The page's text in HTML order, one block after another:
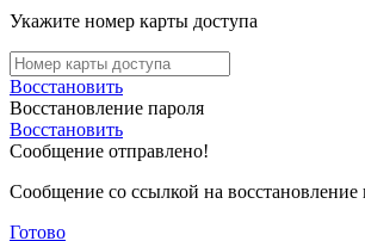
Укажите номер карты доступа
Восстановить
Восстановление пароля
Восстановить
Сообщение отправлено!
Сообщение со ссылкой на восстановление
Готово